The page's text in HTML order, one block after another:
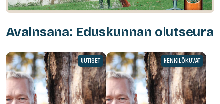
Avainsana: Eduskunnan olutseura
UUTISET HENKILÖKUVAT